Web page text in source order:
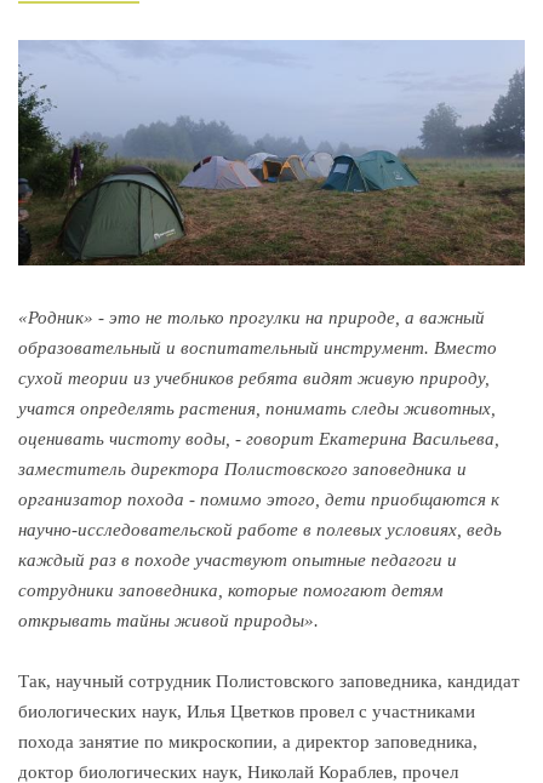
«Родник» - это не только прогулки на природе, а важный
образовательный и воспитательный инструмент. Вместо
сухой теории из учебников ребята видят живую природу,
учатся определять растения, понимать следы животных,
оценивать чистоту воды, - говорит Екатерина Васильева,
заместитель директора Полистовского заповедника и
организатор похода - помимо этого, дети приобщаются к
научно-исследовательской работе в полевых условиях, ведь
каждый раз в походе участвуют опытные педагоги и
сотрудники заповедника, которые помогают детям
открывать тайны живой природы».
Так, научный сотрудник Полистовского заповедника, кандидат
биологических наук, Илья Цветков провел с участниками
похода занятие по микроскопии, а директор заповедника,
доктор биологических наук, Николай Кораблев, прочел